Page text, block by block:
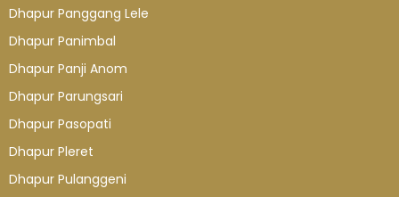
Dhapur Panggang Lele
Dhapur Panimbal
Dhapur Panji Anom
Dhapur Parungsari
Dhapur Pasopati
Dhapur Pleret
Dhapur Pulanggeni